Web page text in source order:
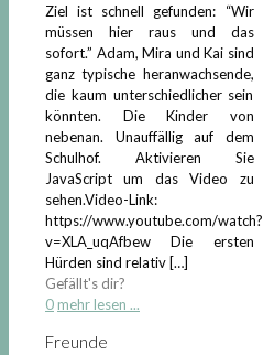
Ziel ist schnell gefunden: “Wir
müssen hier raus und das
sofort.” Adam, Mira und Kai sind
ganz typische heranwachsende,
die kaum unterschiedlicher sein
könnten. Die Kinder von
nebenan. Unauffällig auf dem
Schulhof. Aktivieren Sie
JavaScript um das Video zu
sehen.Video-Link:
https://www.youtube.com/watch?
v=XLA_uqAfbew Die ersten
Hürden sind relativ[…]
Gefällt's dir?
0 mehr lesen ...
Freunde